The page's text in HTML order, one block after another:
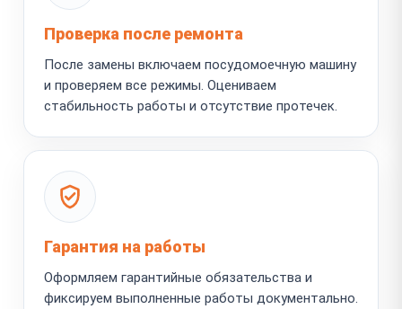
Проверка после ремонта
После замены включаем посудомоечную машину
и проверяем все режимы. Оцениваем
стабильность работы и отсутствие протечек.
Гарантия на работы
Оформляем гарантийные обязательства и
фиксируем выполненные работы документально.